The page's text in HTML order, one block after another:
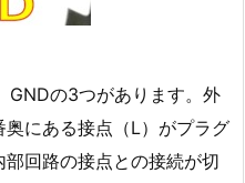
GNDの3つがあります。外
にある接点（L）がプラグ
回路の接点との接続が切